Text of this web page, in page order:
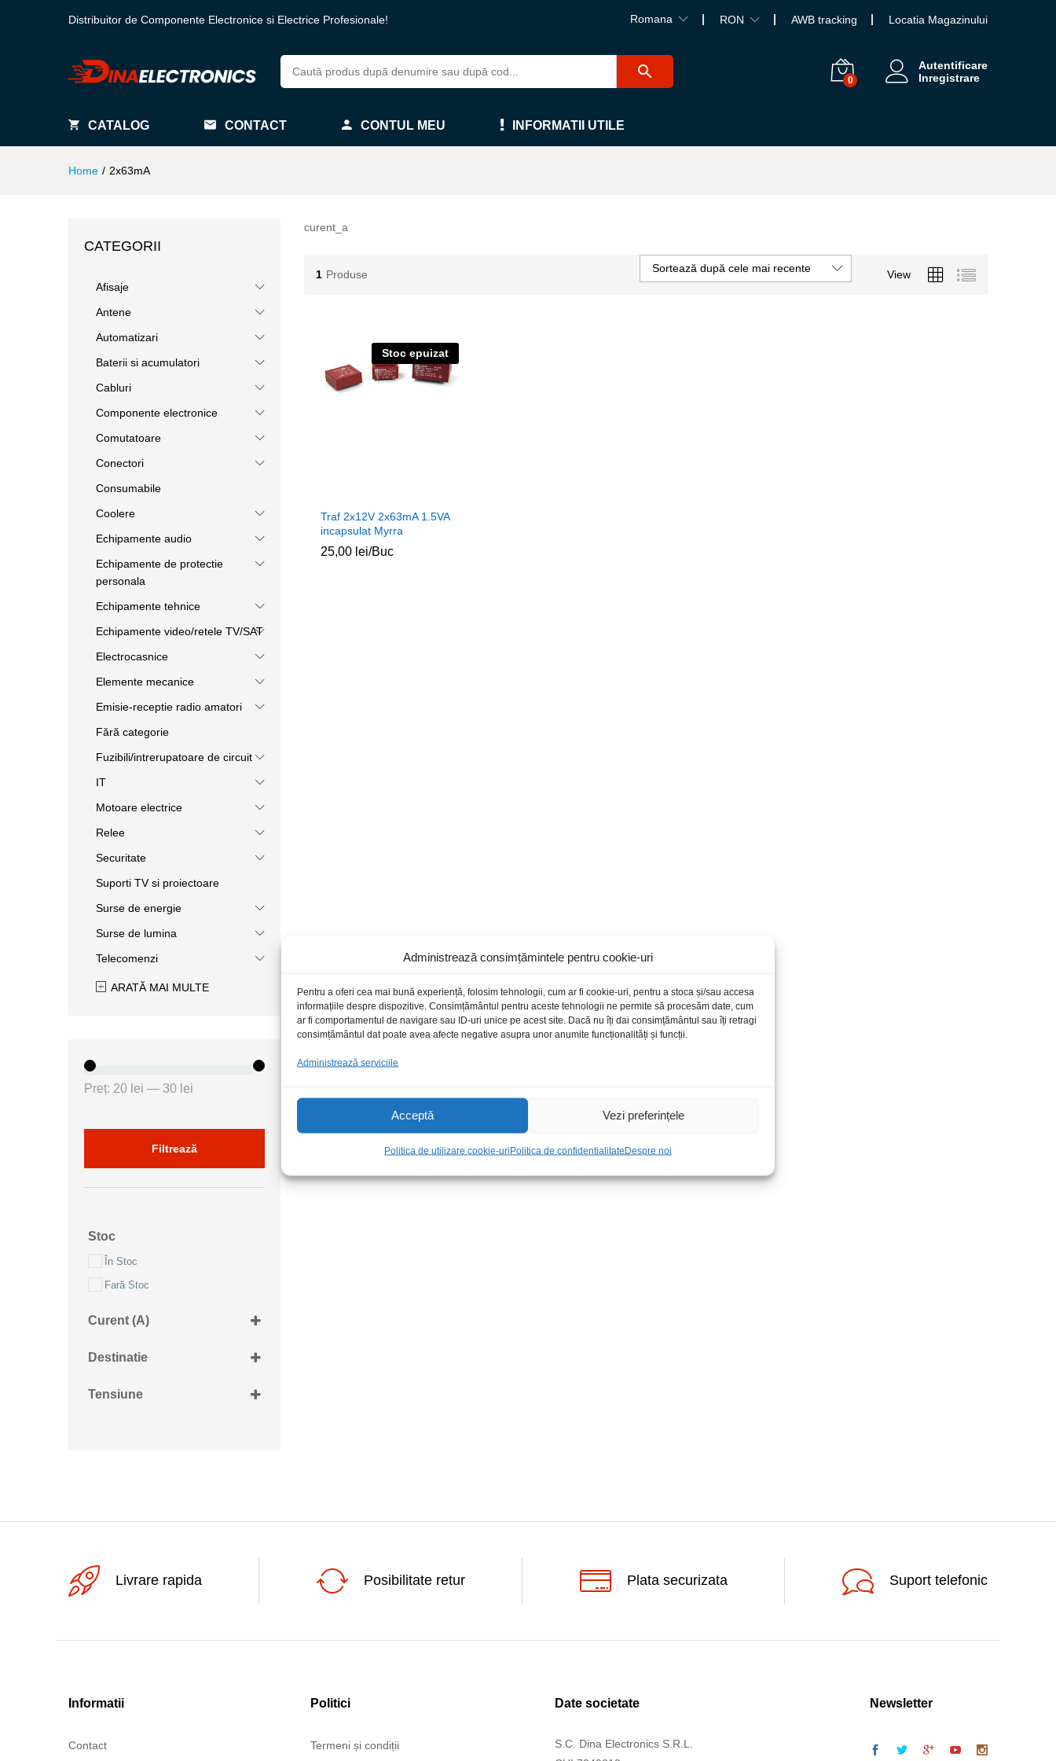
Administrează consimțămintele pentru cookie-uri
Pentru a oferi cea mai bună experiență, folosim tehnologii, cum ar fi cookie-uri, pentru a stoca și/sau accesa
informațiile despre dispozitive. Consimțământul pentru aceste tehnologii ne permite să procesăm date, cum
ar fi comportamentul de navigare sau ID-uri unice pe acest site. Dacă nu îți dai consimțământul sau îți retragi
consimțământul dat poate avea afecte negative asupra unor anumite funcționalități și funcții.
Administrează serviciile
Acceptă Vezi preferințele
Politica de utilizare cookie-uriPolitica de confidentialitateDespre noi
Distribuitor de Componente Electronice si Electrice Profesionale! Romana RON AWB tracking Locatia Magazinului
0
Autentificare
Inregistrare
CATALOG CONTACT CONTUL MEU INFORMATII UTILE
Home / 2x63mA
curent_a
1 Produse View
Sortează după cele mai recente
Stoc epuizat
Traf 2x12V 2x63mA 1.5VA
incapsulat Myrra
25,00 lei/Buc
25,00 lei
CATEGORII
Afisaje
Antene
Automatizari
Baterii si acumulatori
Cabluri
Componente electronice
Comutatoare
Conectori
Consumabile
Coolere
Echipamente audio
Echipamente de protectie
personala
Echipamente tehnice
Echipamente video/retele TV/SAT
Electrocasnice
Elemente mecanice
Emisie-receptie radio amatori
Fără categorie
Fuzibili/intrerupatoare de circuit
IT
Motoare electrice
Relee
Securitate
Suporti TV si proiectoare
Surse de energie
Surse de lumina
Telecomenzi
ARATĂ MAI MULTE
Filtrează
Preț: 20 lei — 30 lei
Stoc
În Stoc
Fară Stoc
Curent (A)
Destinatie
Tensiune
Livrare rapida Posibilitate retur Plata securizata Suport telefonic
Informatii
Contact
Politici
Termeni și condiții
Date societate
S.C. Dina Electronics S.R.L.
Newsletter